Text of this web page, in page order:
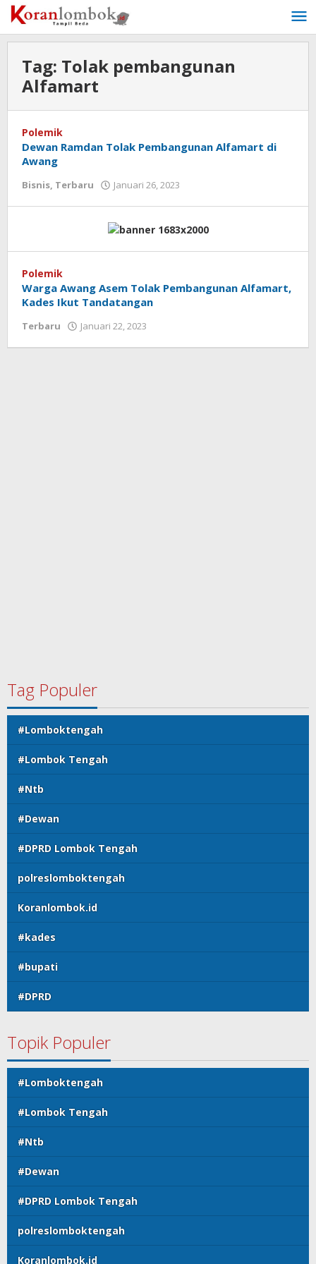
Lewati
ke
konten
Tag: Tolak pembangunan
Alfamart
Polemik
Dewan Ramdan Tolak Pembangunan Alfamart di
Awang
Bisnis, Terbaru Januari 26, 2023
Polemik
Warga Awang Asem Tolak Pembangunan Alfamart,
Kades Ikut Tandatangan
Terbaru Januari 22, 2023
Tag Populer
#Lomboktengah
#Lombok Tengah
#Ntb
#Dewan
#DPRD Lombok Tengah
polreslomboktengah
Koranlombok.id
#kades
#bupati
#DPRD
Topik Populer
#Lomboktengah
#Lombok Tengah
#Ntb
#Dewan
#DPRD Lombok Tengah
polreslomboktengah
Koranlombok.id